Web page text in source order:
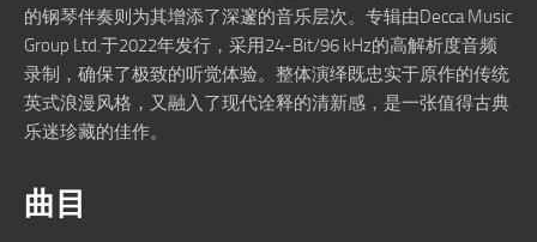
的钢琴伴奏则为其增添了深邃的音乐层次。专辑由Decca Music
Group Ltd.于2022年发行，采用24-Bit/96 kHz的高解析度音频
录制，确保了极致的听觉体验。整体演绎既忠实于原作的传统
英式浪漫风格，又融入了现代诠释的清新感，是一张值得古典
乐迷珍藏的佳作。
曲目